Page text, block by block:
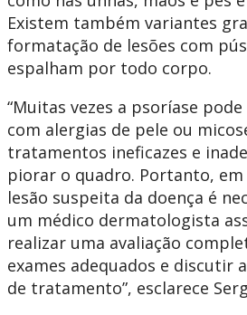
Existem também variantes
formatação de lesões com
espalham por todo corpo.
“Muitas vezes a psoríase
com alergias de pele ou
tratamentos ineficazes e
piorar o quadro. Portanto,
lesão suspeita da doença é
um médico dermatologista
realizar uma avaliação
exames adequados e discutir
de tratamento”, esclarece